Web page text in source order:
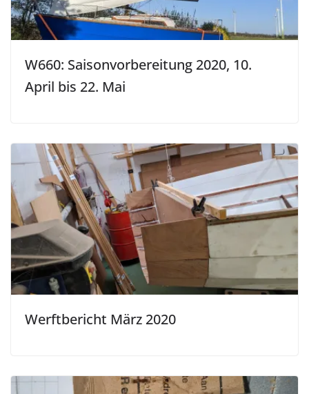
W660: Saisonvorbereitung 2020, 10.
April bis 22. Mai
Werftbericht März 2020